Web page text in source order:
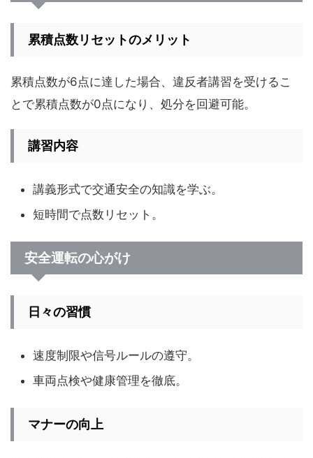
累積点数リセットのメリット
累積点数が6点に達した場合、違反者講習を受けるこ
とで累積点数が0点になり、処分を回避可能。
講習内容
講義形式で交通安全の知識を学ぶ。
短時間で点数リセット。
安全運転の心がけ
日々の習慣
速度制限や信号ルールの遵守。
車両点検や健康管理を徹底。
マナーの向上